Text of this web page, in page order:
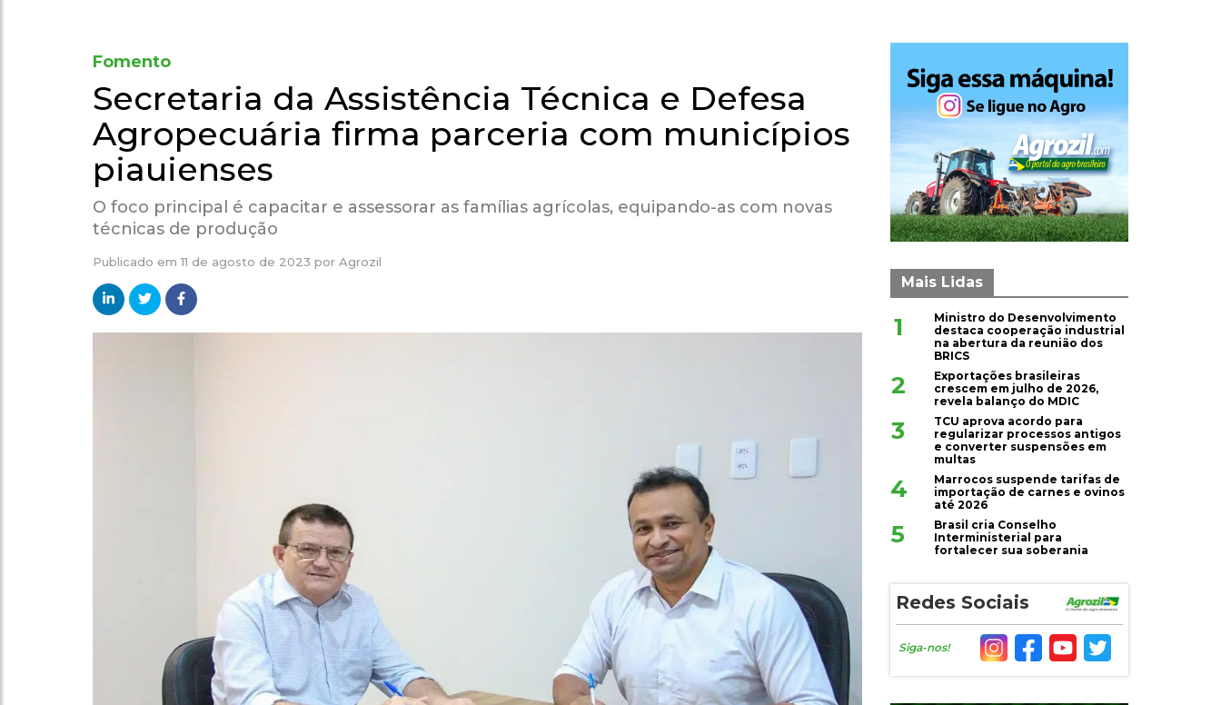
Fomento
Secretaria da Assistência Técnica e Defesa
Agropecuária firma parceria com municípios
piauienses
O foco principal é capacitar e assessorar as famílias agrícolas, equipando-as com novas
técnicas de produção
Publicado em11 de agosto de 2023 por Agrozil
Mais Lidas
1
Ministro do Desenvolvimento
destaca cooperação industrial
na abertura da reunião dos
BRICS
2
Exportações brasileiras
crescem em julho de 2026,
revela balanço do MDIC
3
TCU aprova acordo para
regularizar processos antigos
e converter suspensões em
multas
4
Marrocos suspende tarifas de
importação de carnes e ovinos
até 2026
5
Brasil cria Conselho
Interministerial para
fortalecer sua soberania
Redes Sociais
Siga-nos!